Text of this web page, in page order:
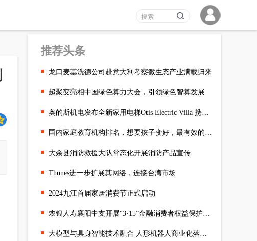
推荐头条
龙口麦基洗德公司赴意大利考察微生态产业满载归来
超聚变亮相中国绿色算力大会，引领绿色智算发展
奥的斯机电发布全新家用电梯Otis Electric Villa 携手宾尼法利纳
国内家庭教育机构排名，想要孩子变好，最有效的办法是什么
大余县消防救援大队常态化开展消防产品宣传
Thunes进一步扩展其网络，连接台湾市场
2024九江首届家居消费节正式启动
农银人寿襄阳中支开展“3·15”金融消费者权益保护教育宣传活动
大模型与具身智能技术融合 人形机器人商业化落地可期